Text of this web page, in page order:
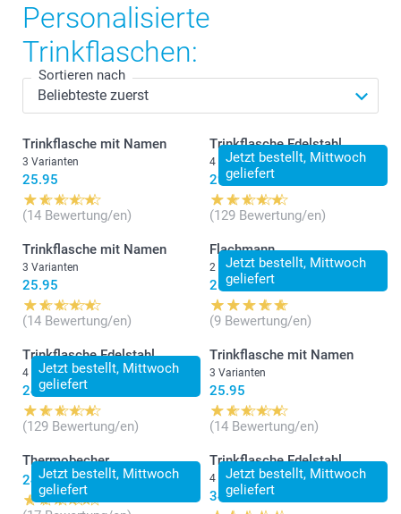
Personalisierte
Trinkflaschen:
Sortieren nach
Trinkflasche mit Namen
3 Varianten
25.95
(14 Bewertung/en)
Jetzt bestellt, Mittwoch
geliefert
Trinkflasche Edelstahl
4 Varianten
29.95
(129 Bewertung/en)
Trinkflasche mit Namen
3 Varianten
25.95
(14 Bewertung/en)
Jetzt bestellt, Mittwoch
geliefert
Flachmann
2 Varianten
26.95
(9 Bewertung/en)
Jetzt bestellt, Mittwoch
geliefert
Trinkflasche Edelstahl
4 Varianten
24.95
(129 Bewertung/en)
Trinkflasche mit Namen
3 Varianten
25.95
(14 Bewertung/en)
Jetzt bestellt, Mittwoch
geliefert
Thermobecher
24.95
Jetzt bestellt, Mittwoch
geliefert
Trinkflasche Edelstahl
4 Varianten
34.95